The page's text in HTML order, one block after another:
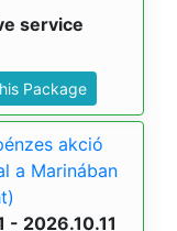
service
Package
akció
a Marinában
- 2026.10.11